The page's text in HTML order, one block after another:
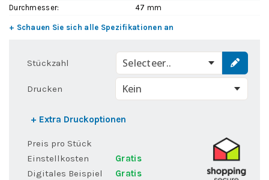
Durchmesser:
47 mm
+ Schauen Sie sich alle Spezifikationen an
Stückzahl Selecteer..
Drucken
+ Extra Druckoptionen
Preis pro Stück
Einstellkosten
Gratis
Digitales Beispiel
Gratis